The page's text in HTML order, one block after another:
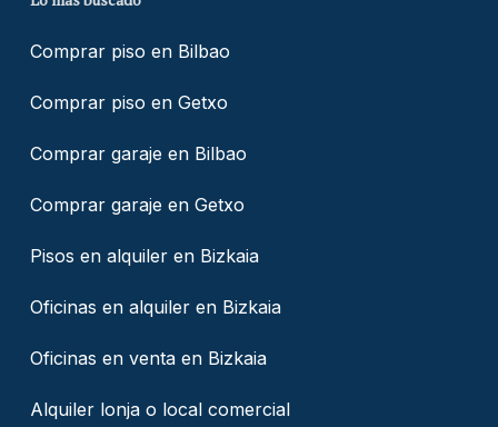
Comprar piso en Bilbao
Comprar piso en Getxo
Comprar garaje en Bilbao
Comprar garaje en Getxo
Pisos en alquiler en Bizkaia
Oficinas en alquiler en Bizkaia
Oficinas en venta en Bizkaia
Alquiler lonja o local comercial